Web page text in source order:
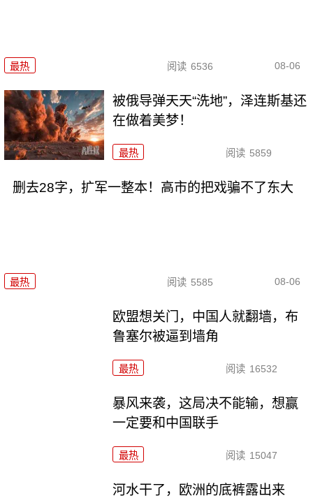
最热 阅读 6536 08-06
被俄导弹天天“洗地”，泽连斯基还
在做着美梦！
最热 阅读 5859
删去28字，扩军一整本！高市的把戏骗不了东大
最热 阅读 5585 08-06
欧盟想关门，中国人就翻墙，布
鲁塞尔被逼到墙角
最热 阅读 16532
暴风来袭，这局决不能输，想赢
一定要和中国联手
最热 阅读 15047
河水干了，欧洲的底裤露出来